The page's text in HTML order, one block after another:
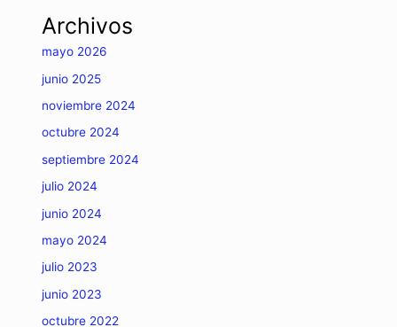
Archivos
mayo 2026
junio 2025
noviembre 2024
octubre 2024
septiembre 2024
julio 2024
junio 2024
mayo 2024
julio 2023
junio 2023
octubre 2022